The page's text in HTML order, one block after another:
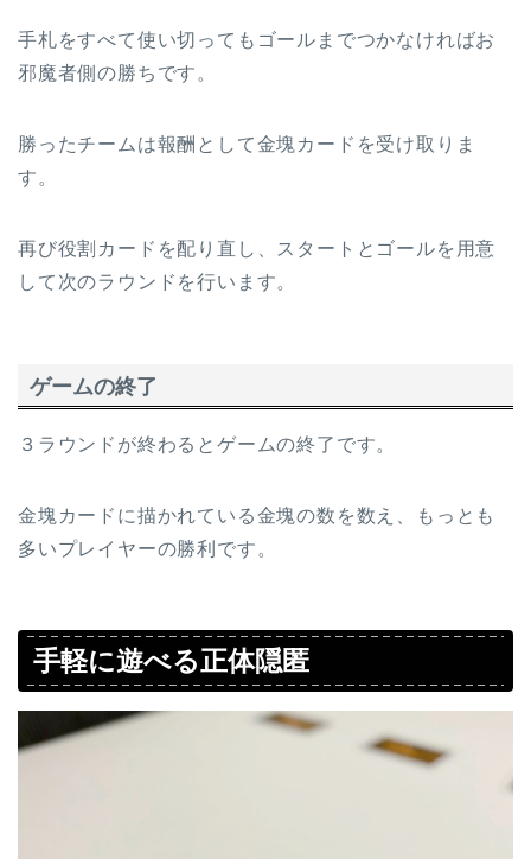
手札をすべて使い切ってもゴールまでつかなければお
邪魔者側の勝ちです。
勝ったチームは報酬として金塊カードを受け取りま
す。
再び役割カードを配り直し、スタートとゴールを用意
して次のラウンドを行います。
ゲームの終了
３ラウンドが終わるとゲームの終了です。
金塊カードに描かれている金塊の数を数え、もっとも
多いプレイヤーの勝利です。
手軽に遊べる正体隠匿